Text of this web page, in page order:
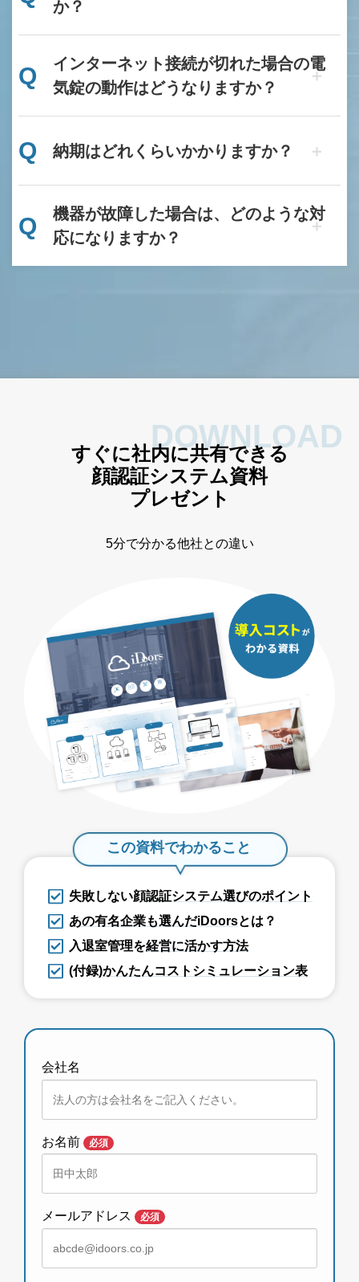
か？
Q
インターネット接続が切れた場合の電
気錠の動作はどうなりますか？
Q 納期はどれくらいかかりますか？
Q
機器が故障した場合は、どのような対
応になりますか？
DOWNLOAD
すぐに社内に共有できる
顔認証システム資料
プレゼント
5分で分かる他社との違い
この資料でわかること
失敗しない顔認証システム選びのポイント
あの有名企業も選んだiDoorsとは？
入退室管理を経営に活かす方法
(付録)かんたんコストシミュレーション表
会社名
お名前 必須
メールアドレス 必須